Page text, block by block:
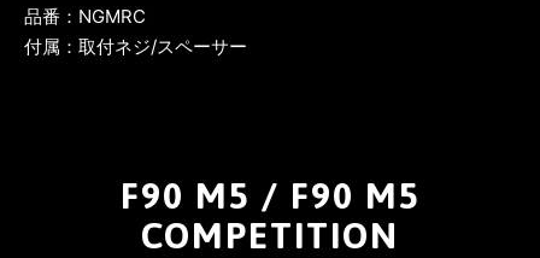
品番：NGMRC
付属：取付ネジ/スペーサー
F90 M5 / F90 M5
COMPETITION